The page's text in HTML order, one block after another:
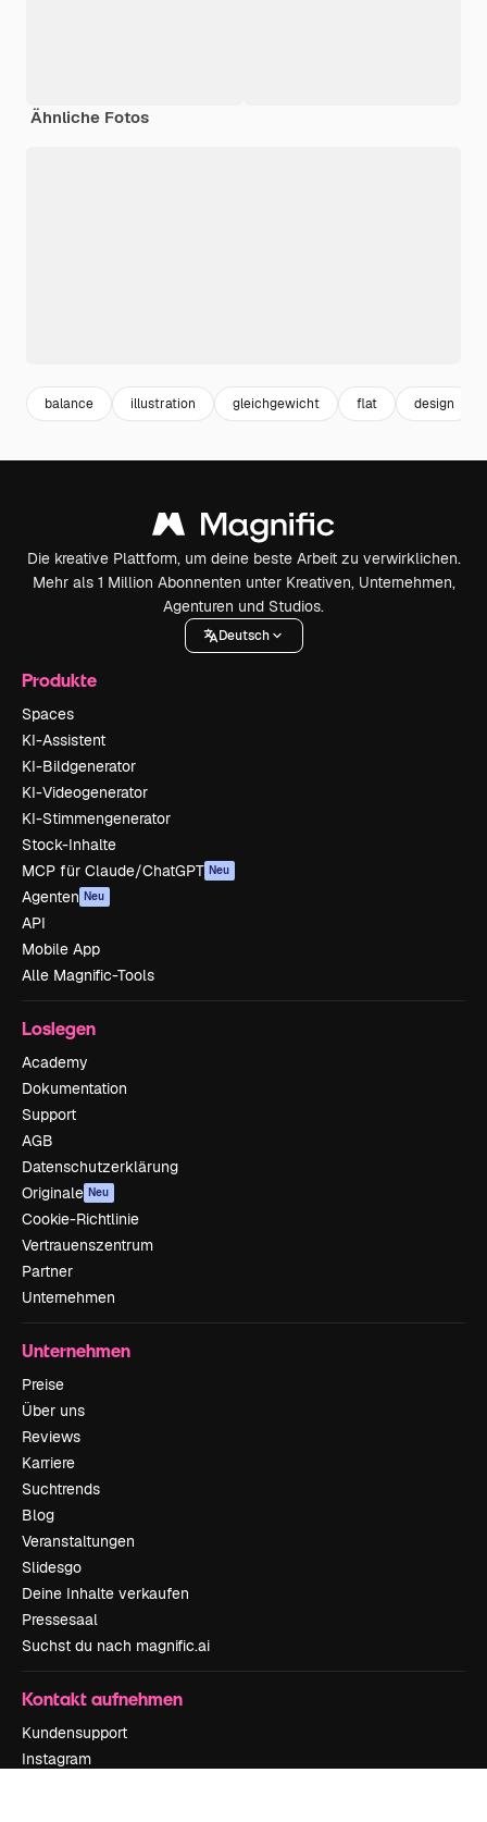
Ähnliche Fotos
balance illustration gleichgewicht flat design
Die kreative Plattform, um deine beste Arbeit zu verwirklichen.
Mehr als 1 Million Abonnenten unter Kreativen, Unternehmen,
Agenturen und Studios.
Deutsch
Produkte
Spaces
KI-Assistent
KI-Bildgenerator
KI-Videogenerator
KI-Stimmengenerator
Stock-Inhalte
MCP für Claude/ChatGPT Neu
Agenten Neu
API
Mobile App
Alle Magnific-Tools
Loslegen
Academy
Dokumentation
Support
AGB
Datenschutzerklärung
Originale Neu
Cookie-Richtlinie
Vertrauenszentrum
Partner
Unternehmen
Unternehmen
Preise
Über uns
Reviews
Karriere
Suchtrends
Blog
Veranstaltungen
Slidesgo
Deine Inhalte verkaufen
Pressesaal
Suchst du nach magnific.ai
Kontakt aufnehmen
Kundensupport
Instagram